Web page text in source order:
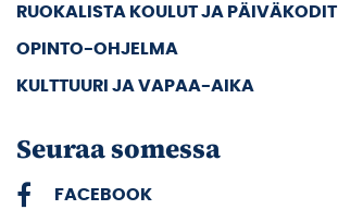
RUOKALISTA KOULUT JA PÄIVÄKODIT
OPINTO-OHJELMA
KULTTUURI JA VAPAA-AIKA
Seuraa somessa
FACEBOOK